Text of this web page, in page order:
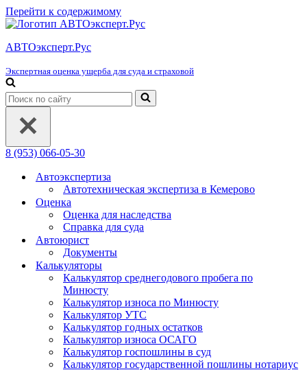
Перейти к содержимому
АВТОэксперт.Рус
Экспертная оценка ущерба для суда и страховой
Искать...
8 (953) 066-05-30
Автоэкспертиза
Автотехническая экспертиза в Кемерово
Оценка
Оценка для наследства
Справка для суда
Автоюрист
Документы
Калькуляторы
Калькулятор среднегодового пробега по
Минюсту
Калькулятор износа по Минюсту
Калькулятор УТС
Калькулятор годных остатков
Калькулятор износа ОСАГО
Калькулятор госпошлины в суд
Калькулятор государственной пошлины нотариус